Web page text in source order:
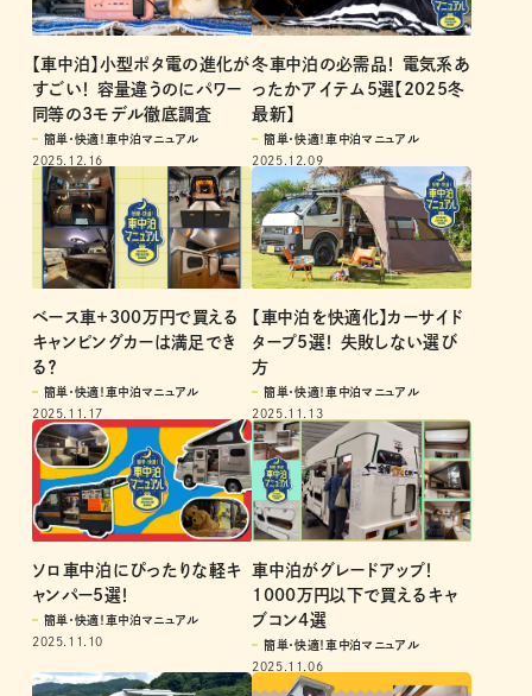
【車中泊】小型ポタ電の進化が
すごい！ 容量違うのにパワー
同等の3モデル徹底調査
簡単・快適！車中泊マニュアル
2025.12.16
冬車中泊の必需品！ 電気系あ
ったかアイテム5選【2025冬
最新】
簡単・快適！車中泊マニュアル
2025.12.09
ベース車＋300万円で買える
キャンピングカーは満足でき
る？
簡単・快適！車中泊マニュアル
2025.11.17
【車中泊を快適化】カーサイド
タープ5選！ 失敗しない選び
方
簡単・快適！車中泊マニュアル
2025.11.13
ソロ車中泊にぴったりな軽キ
ャンパー5選！
簡単・快適！車中泊マニュアル
2025.11.10
車中泊がグレードアップ！
1000万円以下で買えるキャ
ブコン4選
簡単・快適！車中泊マニュアル
2025.11.06